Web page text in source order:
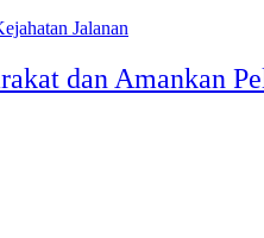
dan Amankan